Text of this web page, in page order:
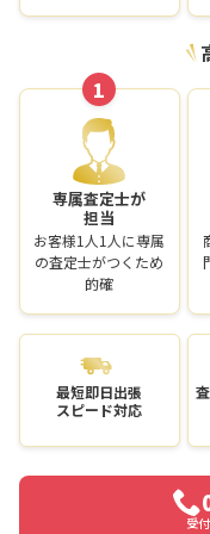
1
専属査定士が
担当
お客様1人1人に専属
の査定士がつくため
的確
最短即日出張
スピード対応
受